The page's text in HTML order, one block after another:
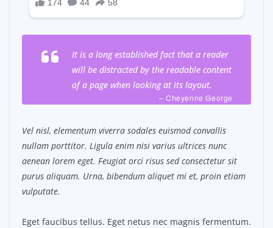
It is a long established fact that a reader
will be distracted by the readable content
of a page when looking at its layout.
– Cheyenne George
Vel nisl, elementum viverra sodales euismod convallis
nullam porttitor. Ligula enim nisi varius ultrices nunc
aenean lorem eget. Feugiat orci risus sed consectetur sit
purus aliquam. Urna, bibendum aliquet mi et, proin etiam
vulputate.
Eget faucibus tellus. Eget netus nec magnis fermentum.